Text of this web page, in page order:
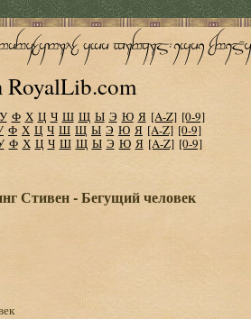
RoyalLib.com
У Ф Х Ц Ч Ш Щ Ы Э Ю Я [A-Z] [0-9]
Ф Х Ц Ч Ш Щ Ы Э Ю Я [A-Z] [0-9]
Ф Х Ц Ч Ш Щ Ы Э Ю Я [A-Z] [0-9]
Стивен - Бегущий человек